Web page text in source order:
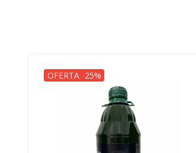
OFERTA -25%